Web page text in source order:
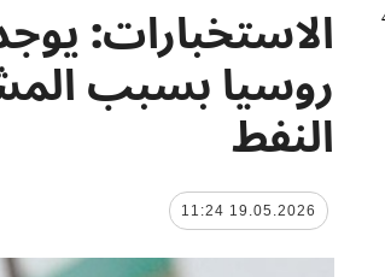
الاستخبارات:
روسيا بسبب
النفط
19.05.2026 11:24